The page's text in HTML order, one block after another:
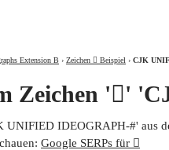
Extension B › Zeichen 𩫩 Beispiel › CJK
Zeichen '𩫩'
UNIFIED IDEOGRAPH-#'
Google SERPs für 𩫩